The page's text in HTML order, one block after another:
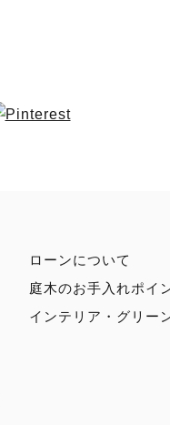
ローンについて
庭⽊のお⼿⼊れポイ
インテリア・グリー